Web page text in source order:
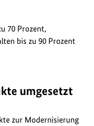
70 Prozent,
bis zu 90 Prozent
umgesetzt
zur Modernisierung